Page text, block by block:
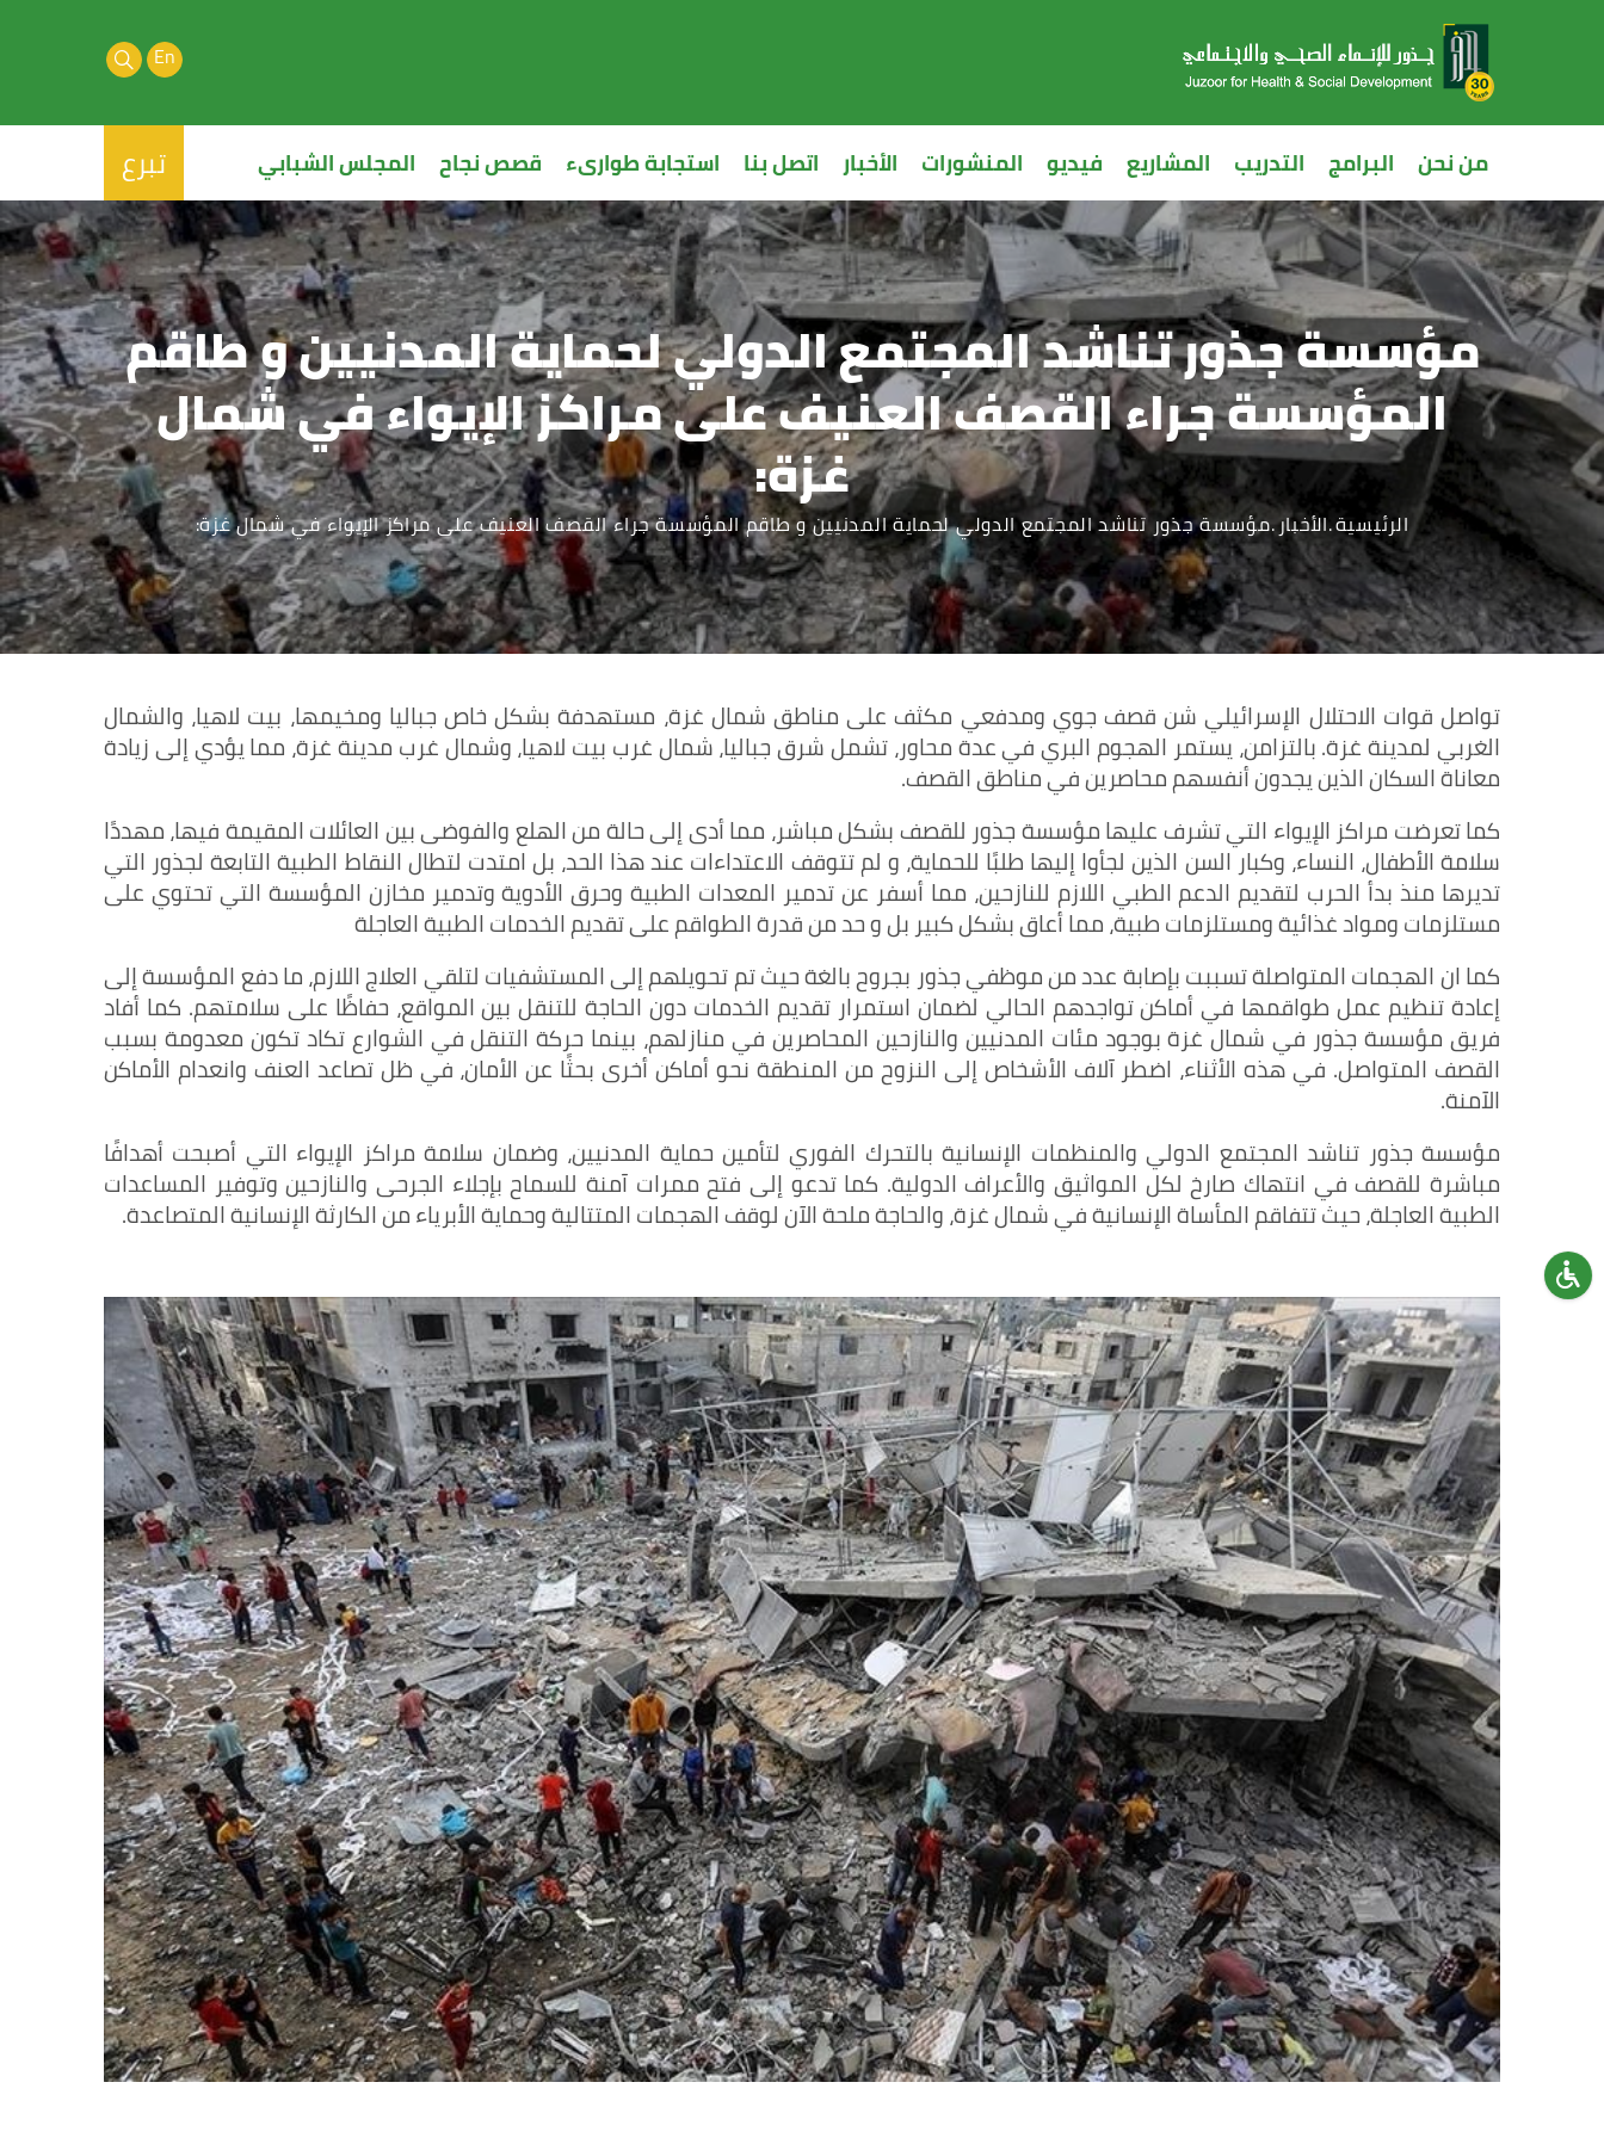
En
من نحن البرامج التدريب المشاريع فيديو المنشورات الأخبار اتصل بنا استجابة طوارىء قصص نجاح المجلس الشبابي تبرع
مؤسسة جذور تناشد المجتمع الدولي لحماية المدنيين و طاقم
المؤسسة جراء القصف العنيف على مراكز الإيواء في شمال
غزة:
الرئيسية الأخبار مؤسسة جذور تناشد المجتمع الدولي لحماية المدنيين و طاقم المؤسسة جراء القصف العنيف على مراكز الإيواء في شمال غزة:
تواصل قوات الاحتلال الإسرائيلي شن قصف جوي ومدفعي مكثف على مناطق شمال غزة، مستهدفة بشكل خاص جباليا ومخيمها، بيت لاهيا، والشمال
الغربي لمدينة غزة. بالتزامن، يستمر الهجوم البري في عدة محاور، تشمل شرق جباليا، شمال غرب بيت لاهيا، وشمال غرب مدينة غزة، مما يؤدي إلى زيادة
معاناة السكان الذين يجدون أنفسهم محاصرين في مناطق القصف.
كما تعرضت مراكز الإيواء التي تشرف عليها مؤسسة جذور للقصف بشكل مباشر، مما أدى إلى حالة من الهلع والفوضى بين العائلات المقيمة فيها، مهددًا
سلامة الأطفال، النساء، وكبار السن الذين لجأوا إليها طلبًا للحماية، و لم تتوقف الاعتداءات عند هذا الحد، بل امتدت لتطال النقاط الطبية التابعة لجذور التي
تديرها منذ بدأ الحرب لتقديم الدعم الطبي اللازم للنازحين، مما أسفر عن تدمير المعدات الطبية وحرق الأدوية وتدمير مخازن المؤسسة التي تحتوي على
مستلزمات ومواد غذائية ومستلزمات طبية، مما أعاق بشكل كبير بل و حد من قدرة الطواقم على تقديم الخدمات الطبية العاجلة
كما ان الهجمات المتواصلة تسببت بإصابة عدد من موظفي جذور بجروح بالغة حيث تم تحويلهم إلى المستشفيات لتلقي العلاج اللازم، ما دفع المؤسسة إلى
إعادة تنظيم عمل طواقمها في أماكن تواجدهم الحالي لضمان استمرار تقديم الخدمات دون الحاجة للتنقل بين المواقع، حفاظًا على سلامتهم. كما أفاد
فريق مؤسسة جذور في شمال غزة بوجود مئات المدنيين والنازحين المحاصرين في منازلهم، بينما حركة التنقل في الشوارع تكاد تكون معدومة بسبب
القصف المتواصل. في هذه الأثناء، اضطر آلاف الأشخاص إلى النزوح من المنطقة نحو أماكن أخرى بحثًا عن الأمان، في ظل تصاعد العنف وانعدام الأماكن
الآمنة.
مؤسسة جذور تناشد المجتمع الدولي والمنظمات الإنسانية بالتحرك الفوري لتأمين حماية المدنيين، وضمان سلامة مراكز الإيواء التي أصبحت أهدافًا
مباشرة للقصف في انتهاك صارخ لكل المواثيق والأعراف الدولية. كما تدعو إلى فتح ممرات آمنة للسماح بإجلاء الجرحى والنازحين وتوفير المساعدات
الطبية العاجلة، حيث تتفاقم المأساة الإنسانية في شمال غزة، والحاجة ملحة الآن لوقف الهجمات المتتالية وحماية الأبرياء من الكارثة الإنسانية المتصاعدة.